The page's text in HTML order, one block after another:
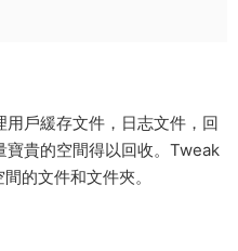
戶緩存文件，日志文件，回
寶貴的空間得以回收。Tweak
的文件和文件夾。